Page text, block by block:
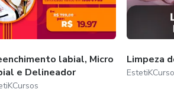
labial, Micro
e Delineador
Limpeza